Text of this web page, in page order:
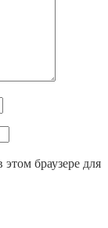
браузере для